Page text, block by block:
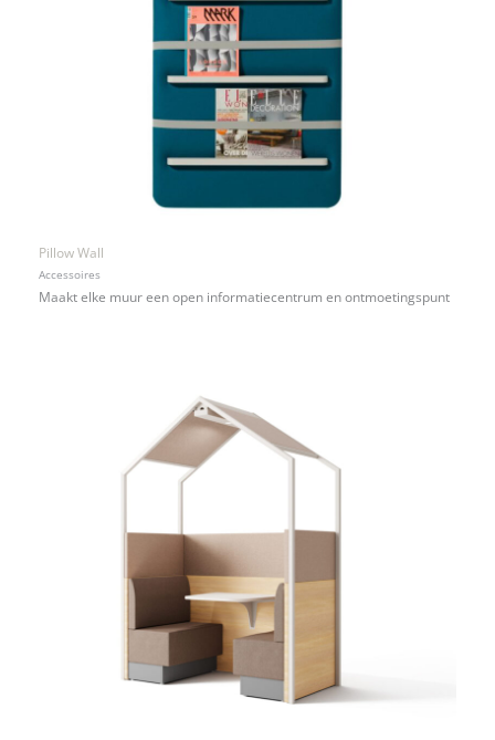
Pillow Wall
Accessoires
Maakt elke muur een open informatiecentrum en ontmoetingspunt